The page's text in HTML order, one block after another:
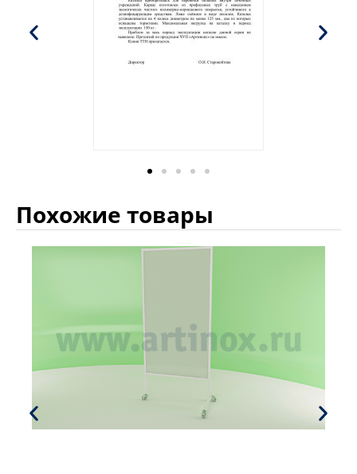
Похожие товары